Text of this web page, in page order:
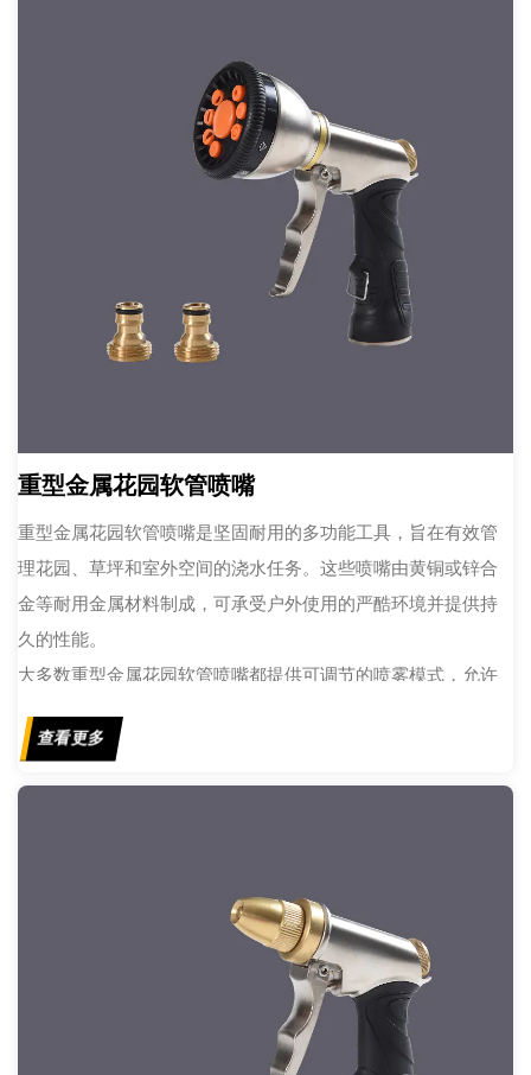
重型金属花园软管喷嘴
重型金属花园软管喷嘴是坚固耐用的多功能工具，旨在有效管
理花园、草坪和室外空间的浇水任务。这些喷嘴由黄铜或锌合
金等耐用金属材料制成，可承受户外使用的严酷环境并提供持
久的性能。
大多数重型金属花园软管喷嘴都提供可调节的喷雾模式，允许
用户根据自己的具体需求定制水流。无论是用于娇嫩植物的温
和喷雾还是用于清洁任务的强大喷射，这些喷嘴都提供多种功
能。
查看更多